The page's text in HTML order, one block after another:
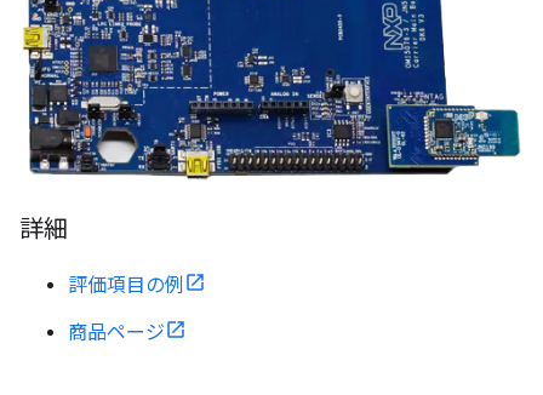
詳細
評価項目の例
商品ページ